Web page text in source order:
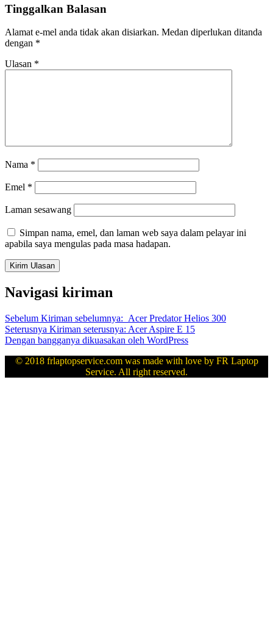
Tinggalkan Balasan
Alamat e-mel anda tidak akan disiarkan. Medan diperlukan ditanda
dengan *
Ulasan *
Nama *
Emel *
Laman sesawang
Simpan nama, emel, dan laman web saya dalam pelayar ini
apabila saya mengulas pada masa hadapan.
Navigasi kiriman
Sebelum Kiriman sebelumnya: Acer Predator Helios 300
Seterusnya Kiriman seterusnya: Acer Aspire E 15
Dengan bangganya dikuasakan oleh WordPress
© 2018 frlaptopservice.com was made with love by FR Laptop
Service. All right reserved.